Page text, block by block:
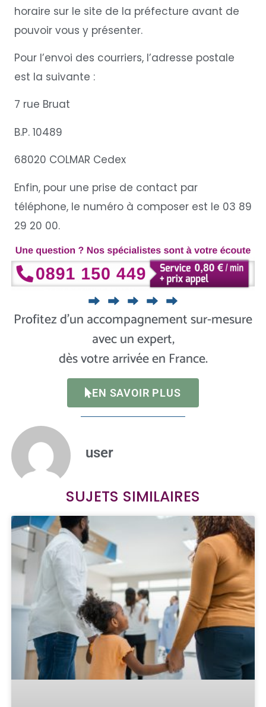
horaire sur le site de la préfecture avant de
pouvoir vous y présenter.
Pour l’envoi des courriers, l’adresse postale
est la suivante :
7 rue Bruat
B.P. 10489
68020 COLMAR Cedex
Enfin, pour une prise de contact par
téléphone, le numéro à composer est le 03 89
29 20 00.
Profitez d’un accompagnement sur-mesure
avec un expert,
dès votre arrivée en France.
EN SAVOIR PLUS
user
SUJETS SIMILAIRES